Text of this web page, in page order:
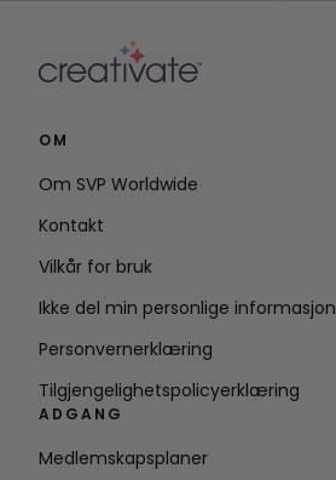
OM
Om SVP Worldwide
Kontakt
Vilkår for bruk
Ikke del min personlige informasjon
Personvernerklæring
Tilgjengelighetspolicyerklæring
ADGANG
Medlemskapsplaner